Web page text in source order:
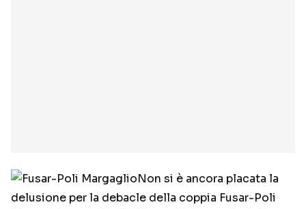
Non si è ancora placata la
delusione per la debacle della coppia Fusar-Poli